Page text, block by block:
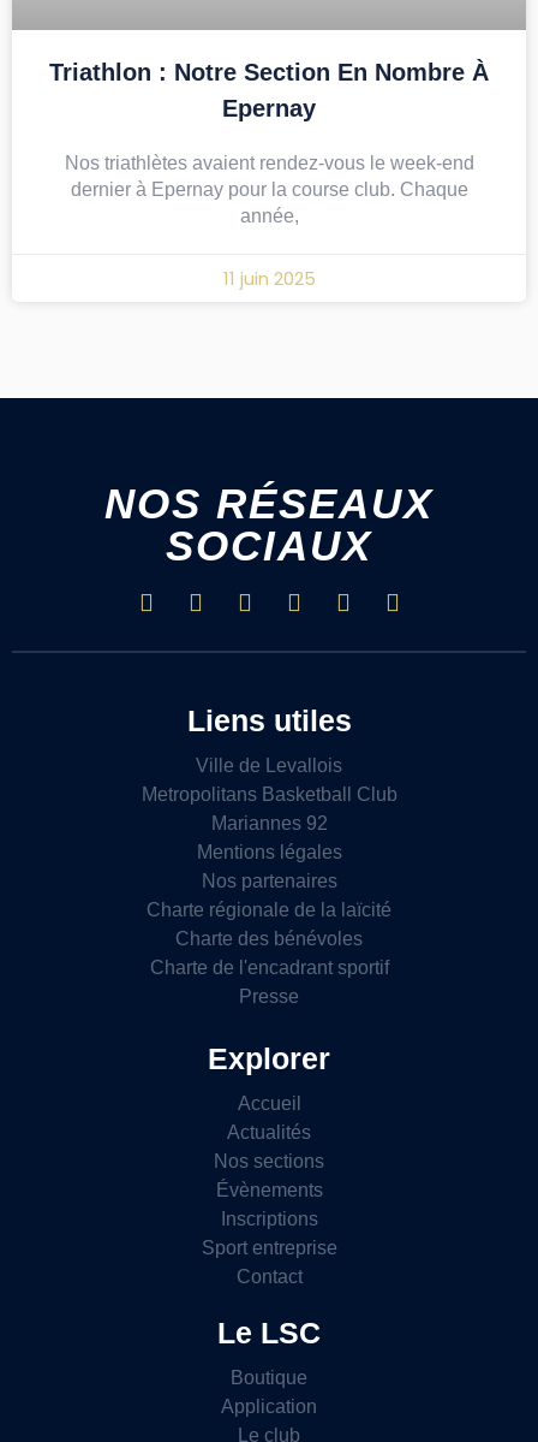
Triathlon : Notre Section En Nombre À
Epernay
Nos triathlètes avaient rendez-vous le week-end
dernier à Epernay pour la course club. Chaque
année,
11 juin 2025
NOS RÉSEAUX
SOCIAUX
Liens utiles
Ville de Levallois
Metropolitans Basketball Club
Mariannes 92
Mentions légales
Nos partenaires
Charte régionale de la laïcité
Charte des bénévoles
Charte de l'encadrant sportif
Presse
Explorer
Accueil
Actualités
Nos sections
Évènements
Inscriptions
Sport entreprise
Contact
Le LSC
Boutique
Application
Le club